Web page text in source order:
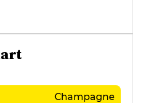
Champagne